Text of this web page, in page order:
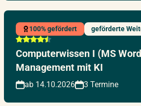
100% gefördert geförderte
Computerwissen I (MS
Management mit KI
ab 14.10.2026 3 Termine